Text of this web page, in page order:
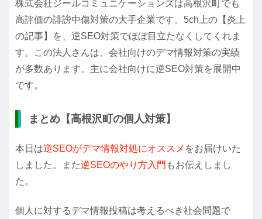
株式会社ジールコミュニケーションズは高根沢町でも
高評価の誹謗中傷対策の大手企業です。5ch上の【炎上
の記事】を、逆SEO対策でほぼ目立たなくしてくれま
す。この法人さんは、会社向けのデマ情報対策の実績
が多数あります。主に会社向けに逆SEO対策を展開中
です。
まとめ【高根沢町の個人対策】
本日は逆SEOがデマ情報対処にオススメ をお届けいた
しました。また逆SEOのやり方入門 もお伝えしまし
た。
個人に対するデマ情報投稿は考えるべき社会問題で